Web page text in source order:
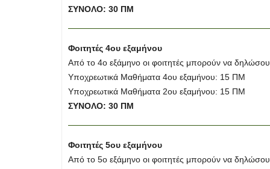
ΣΥΝΟΛΟ: 30 ΠΜ
Φοιτητές 4ου εξαμήνου
Από το 4ο εξάμηνο οι φοιτητές μπορούν να
Υποχρεωτικά Μαθήματα 4ου εξαμήνου: 15 ΠΜ
Υποχρεωτικά Μαθήματα 2ου εξαμήνου: 15 ΠΜ
ΣΥΝΟΛΟ: 30 ΠΜ
Φοιτητές 5ου εξαμήνου
Από το 5ο εξάμηνο οι φοιτητές μπορούν να